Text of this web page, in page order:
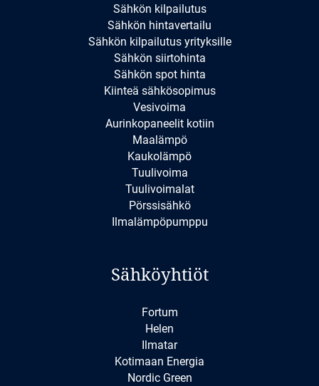
Sähkön kilpailutus
Sähkön hintavertailu
Sähkön kilpailutus yrityksille
Sähkön siirtohinta
Sähkön spot hinta
Kiinteä sähkösopimus
Vesivoima
Aurinkopaneelit kotiin
Maalämpö
Kaukolämpö
Tuulivoima
Tuulivoimalat
Pörssisähkö
Ilmalämpöpumppu
Sähköyhtiöt
Fortum
Helen
Ilmatar
Kotimaan Energia
Nordic Green